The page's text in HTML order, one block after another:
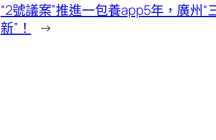
“2號議案”推進一包養app5年，廣州“
新”！
→